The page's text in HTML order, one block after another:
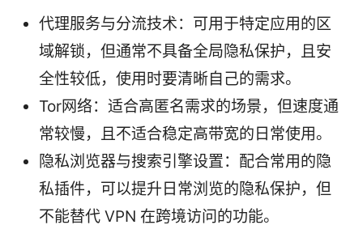
代理服务与分流技术：可用于特定应用的区
域解锁，但通常不具备全局隐私保护，且安
全性较低，使用时要清晰自己的需求。
Tor网络：适合高匿名需求的场景，但速度通
常较慢，且不适合稳定高带宽的日常使用。
隐私浏览器与搜索引擎设置：配合常用的隐
私插件，可以提升日常浏览的隐私保护，但
不能替代 VPN 在跨境访问的功能。